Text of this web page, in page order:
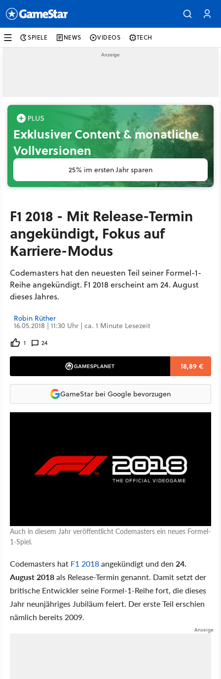
SPIELE NEWS VIDEOS TECH
Exklusiver Content & monatliche
Vollversionen
25% im ersten Jahr sparen
F1 2018 - Mit Release-Termin
angekündigt, Fokus auf
Karriere-Modus
Codemasters hat den neuesten Teil seiner Formel-1-
Reihe angekündigt. F1 2018 erscheint am 24. August
dieses Jahres.
Robin Rüther
16.05.2018 | 11:30 Uhr | ca. 1 Minute Lesezeit
1 24
18,89 €
GameStar bei Google bevorzugen
Auch in diesem Jahr veröffentlicht Codemasters ein neues Formel-
1-Spiel.
Codemasters hat F1 2018angekündigt und den 24.
August 2018als Release-Termin genannt. Damit setzt der
britische Entwickler seine Formel-1-Reihe fort, die dieses
Jahr neunjähriges Jubiläum feiert. Der erste Teil erschien
nämlich bereits 2009.